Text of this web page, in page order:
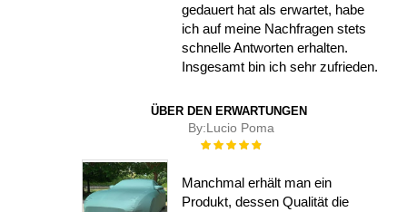
gedauert hat als erwartet, habe
ich auf meine Nachfragen stets
schnelle Antworten erhalten.
Insgesamt bin ich sehr zufrieden.
ÜBER DEN ERWARTUNGEN
By:Lucio Poma
Rating:
Manchmal erhält man ein
Produkt, dessen Qualität die